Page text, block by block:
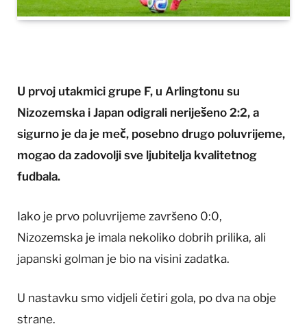
U prvoj utakmici grupe F, u Arlingtonu su
Nizozemska i Japan odigrali neriješeno 2:2, a
sigurno je da je meč, posebno drugo poluvrijeme,
mogao da zadovolji sve ljubitelja kvalitetnog
fudbala.
Iako je prvo poluvrijeme završeno 0:0,
Nizozemska je imala nekoliko dobrih prilika, ali
japanski golman je bio na visini zadatka.
U nastavku smo vidjeli četiri gola, po dva na obje
strane.